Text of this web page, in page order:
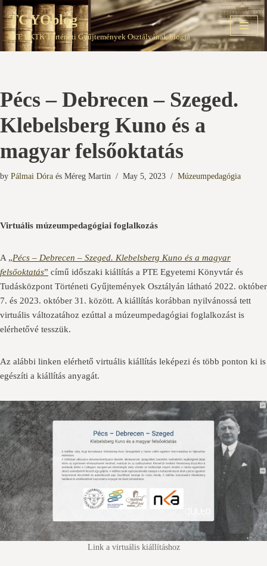
Skip
to
TGYOblog
PTE EKTK Történeti Gyűjtemények Osztályának blogja
Pécs – Debrecen – Szeged.
Klebelsberg Kuno és a
magyar felsőoktatás
by Pálmai Dóra és Méreg Martin May 5, 2023 Múzeumpedagógia
Virtuális múzeumpedagógiai foglalkozás
A „Pécs – Debrecen – Szeged. Klebelsberg Kuno és a magyar
felsőoktatás” című időszaki kiállítás a PTE Egyetemi Könyvtár és
Tudásközpont Történeti Gyűjtemények Osztályán látható 2022. október
7. és 2023. október 31. között. A kiállítás korábban nyilvánossá tett
virtuális változatához ezúttal a múzeumpedagógiai foglalkozást is
elérhetővé tesszük.
Az alábbi linken elérhető virtuális kiállítás leképezi és több ponton ki is
egészíti a kiállítás anyagát.
Link a virtuális kiállításhoz